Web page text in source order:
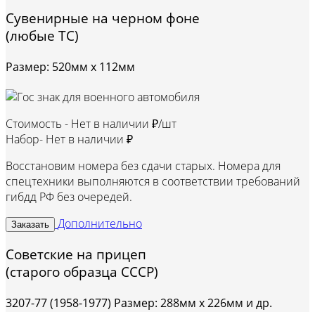
Сувенирные на черном фоне
(любые ТС)
Размер: 520мм х 112мм
Стоимость - Нет в наличии ₽/шт
Набор- Нет в наличии ₽
Восстановим номера без сдачи старых. Номера для
спецтехники выполняются в соответствии требований
гибдд РФ без очередей.
Заказать Дополнительно
Советские на прицеп
(старого образца СССР)
3207-77 (1958-1977) Размер: 288мм х 226мм и др.